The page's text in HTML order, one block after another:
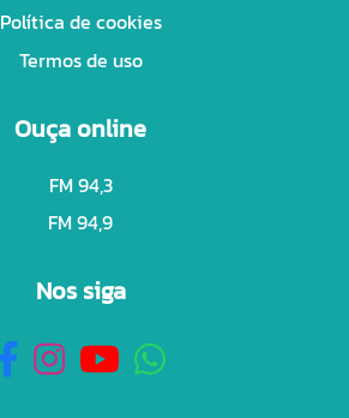
Política de cookies
Termos de uso
Ouça online
FM 94,3
FM 94,9
Nos siga